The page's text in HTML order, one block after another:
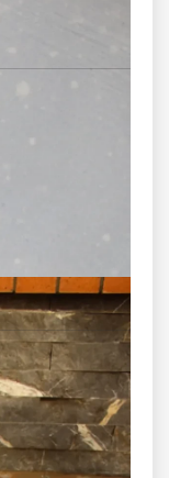
✅ مناسب برای
اسکیت‌برد را لازم
🥈پکیج نقره‌ای
اسکیت‌برد
کمک ابزار
آچار T شکل اسکیت‌برد: